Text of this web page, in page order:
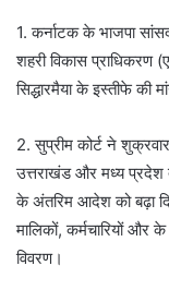
1. कर्नाटक के भाजपा
शहरी विकास प्राधिकरण
सिद्धारमैया के इस्तीफे की
2. सुप्रीम कोर्ट ने
उत्तराखंड और मध्य प्रदेश
के अंतरिम आदेश को बढ़ा
मालिकों, कर्मचारियों और
विवरण।